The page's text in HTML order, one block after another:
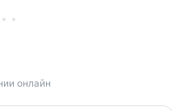
онлайн